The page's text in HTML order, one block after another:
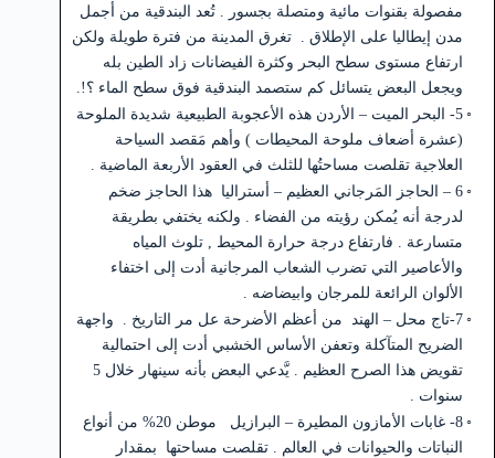
مفصولة بقنوات مائية ومتصلة بجسور . تُعد البندقية من أجمل
مدن إيطاليا على الإطلاق . تغرق المدينة من فترة طويلة ولكن
ارتفاع مستوى سطح البحر وكثرة الفيضانات زاد الطين بله
ويجعل البعض يتسائل كم ستصمد البندقية فوق سطح الماء ؟!.
5- البحر الميت – الأردن هذه الأعجوبة الطبيعية شديدة الملوحة
(عشرة أضعاف ملوحة المحيطات ) وأهم مَقصد السياحة
العلاجية تقلصت مساحتُها للثلث في العقود الأربعة الماضية .
6 – الحاجز المَرجاني العظيم – أستراليا هذا الحاجز ضخم
لدرجة أنه يُمكن رؤيته من الفضاء . ولكنه يختفي بطريقة
متسارعة . فارتفاع درجة حرارة المحيط , تلوث المياه
والأعاصير التي تضرب الشعاب المرجانية أدت إلى اختفاء
الألوان الرائعة للمرجان وابيضاضه .
7-تاج محل – الهند من أعظم الأضرحة عل مر التاريخ . واجهة
الضريح المتآكلة وتعفن الأساس الخشبي أدت إلى احتمالية
تقويض هذا الصرح العظيم . يَّدعي البعض بأنه سينهار خلال 5
سنوات .
8- غابات الأمازون المطيرة – البرازيل موطن 20% من أنواع
النباتات والحيوانات في العالم . تقلصت مساحتها بمقدار